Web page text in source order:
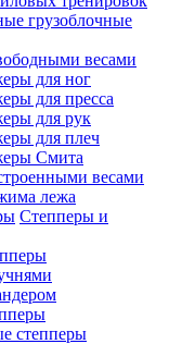
грузоблочные
весами
для ног
для пресса
для рук
для плеч
Смита
весами
лежа
Степперы и
степперы